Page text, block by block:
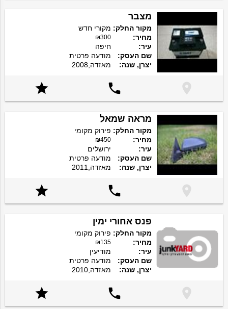
מצבר
מקור החלק: מקורי חדש
מחיר:
₪300
עיר:
חיפה
שם העסק:
מודעה פרטית
יצרן, שנה:
מאזדה,2008



מראה שמאל
מקור החלק: פירוק מקומי
מחיר:
₪450
עיר:
ירושלים
שם העסק:
מודעה פרטית
יצרן, שנה:
מאזדה,2011



פנס אחורי ימין
מקור החלק: פירוק מקומי
מחיר:
₪135
עיר:
מודיעין
שם העסק:
מודעה פרטית
יצרן, שנה:
מאזדה,2010


